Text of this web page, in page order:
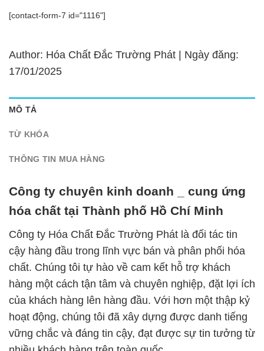
[contact-form-7 id="1116"]
Author: Hóa Chất Đắc Trường Phát | Ngày đăng:
17/01/2025
MÔ TẢ
TỪ KHÓA
THÔNG TIN MUA HÀNG
Công ty chuyên kinh doanh _ cung ứng
hóa chất tại Thành phố Hồ Chí Minh
Công ty Hóa Chất Đắc Trường Phát là đối tác tin
cậy hàng đầu trong lĩnh vực bán và phân phối hóa
chất. Chúng tôi tự hào về cam kết hỗ trợ khách
hàng một cách tận tâm và chuyên nghiệp, đặt lợi ích
của khách hàng lên hàng đầu. Với hơn một thập kỷ
hoạt động, chúng tôi đã xây dựng được danh tiếng
vững chắc và đáng tin cậy, đạt được sự tin tưởng từ